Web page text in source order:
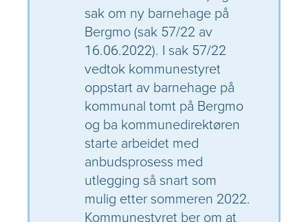
sak om ny barnehage på
Bergmo (sak 57/22 av
16.06.2022). I sak 57/22
vedtok kommunestyret
oppstart av barnehage på
kommunal tomt på Bergmo
og ba kommunedirektøren
starte arbeidet med
anbudsprosess med
utlegging så snart som
mulig etter sommeren 2022.
Kommunestyret ber om at